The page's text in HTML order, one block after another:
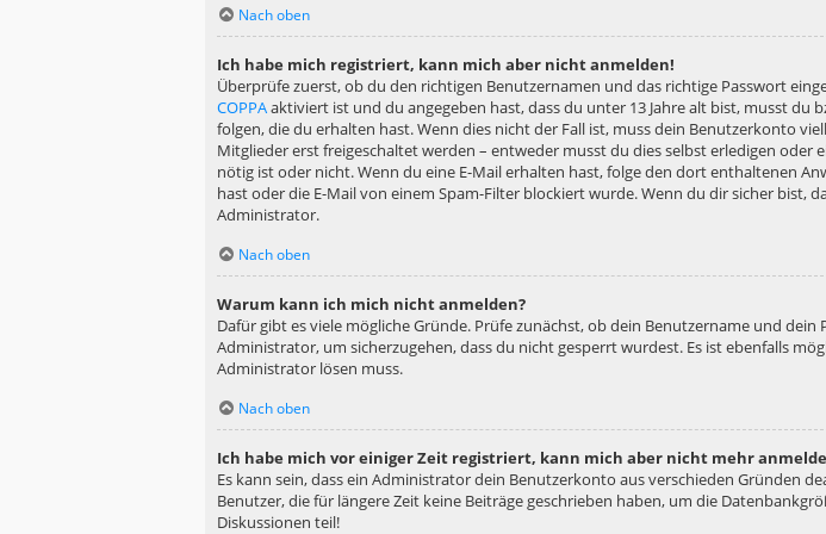
Nach oben
Ich habe mich registriert, kann mich aber nicht anmelden!
Überprüfe zuerst, ob du den richtigen Benutzernamen und das richtige Passwort
COPPAaktiviert ist und du angegeben hast, dass du unter 13 Jahre alt bist, musst
folgen, die du erhalten hast. Wenn dies nicht der Fall ist, muss dein Benutzerkonto
Mitglieder erst freigeschaltet werden – entweder musst du dies selbst erledigen
nötig ist oder nicht. Wenn du eine E-Mail erhalten hast, folge den dort enthaltenen
hast oder die E-Mail von einem Spam-Filter blockiert wurde. Wenn du dir sicher bist,
Administrator.
Nach oben
Warum kann ich mich nicht anmelden?
Dafür gibt es viele mögliche Gründe. Prüfe zunächst, ob dein Benutzername und
Administrator, um sicherzugehen, dass du nicht gesperrt wurdest. Es ist ebenfalls
Administrator lösen muss.
Nach oben
Ich habe mich vor einiger Zeit registriert, kann mich aber nicht mehr
Es kann sein, dass ein Administrator dein Benutzerkonto aus verschieden Gründen
Benutzer, die für längere Zeit keine Beiträge geschrieben haben, um die
Diskussionen teil!